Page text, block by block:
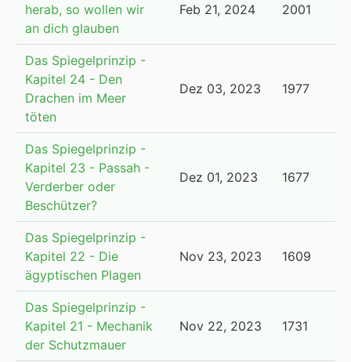
herab, so wollen wir
an dich glauben
Feb 21, 2024 2001
Das Spiegelprinzip -
Kapitel 24 - Den
Drachen im Meer
töten
Dez 03, 2023 1977
Das Spiegelprinzip -
Kapitel 23 - Passah -
Verderber oder
Beschützer?
Dez 01, 2023 1677
Das Spiegelprinzip -
Kapitel 22 - Die
ägyptischen Plagen
Nov 23, 2023 1609
Das Spiegelprinzip -
Kapitel 21 - Mechanik
der Schutzmauer
Nov 22, 2023 1731